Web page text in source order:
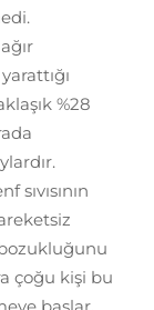
%28
çoğu kişi bu